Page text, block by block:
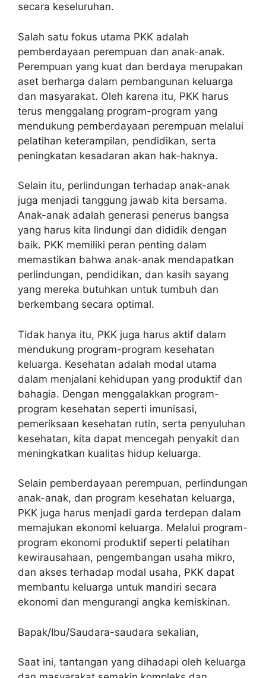
secara keseluruhan.
Salah satu fokus utama PKK adalah
pemberdayaan perempuan dan anak-anak.
Perempuan yang kuat dan berdaya merupakan
aset berharga dalam pembangunan keluarga
dan masyarakat. Oleh karena itu, PKK harus
terus menggalang program-program yang
mendukung pemberdayaan perempuan melalui
pelatihan keterampilan, pendidikan, serta
peningkatan kesadaran akan hak-haknya.
Selain itu, perlindungan terhadap anak-anak
juga menjadi tanggung jawab kita bersama.
Anak-anak adalah generasi penerus bangsa
yang harus kita lindungi dan dididik dengan
baik. PKK memiliki peran penting dalam
memastikan bahwa anak-anak mendapatkan
perlindungan, pendidikan, dan kasih sayang
yang mereka butuhkan untuk tumbuh dan
berkembang secara optimal.
Tidak hanya itu, PKK juga harus aktif dalam
mendukung program-program kesehatan
keluarga. Kesehatan adalah modal utama
dalam menjalani kehidupan yang produktif dan
bahagia. Dengan menggalakkan program-
program kesehatan seperti imunisasi,
pemeriksaan kesehatan rutin, serta penyuluhan
kesehatan, kita dapat mencegah penyakit dan
meningkatkan kualitas hidup keluarga.
Selain pemberdayaan perempuan, perlindungan
anak-anak, dan program kesehatan keluarga,
PKK juga harus menjadi garda terdepan dalam
memajukan ekonomi keluarga. Melalui program-
program ekonomi produktif seperti pelatihan
kewirausahaan, pengembangan usaha mikro,
dan akses terhadap modal usaha, PKK dapat
membantu keluarga untuk mandiri secara
ekonomi dan mengurangi angka kemiskinan.
Bapak/Ibu/Saudara-saudara sekalian,
Saat ini, tantangan yang dihadapi oleh keluarga